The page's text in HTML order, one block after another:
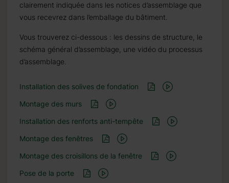
clairement indiquée dans les notices d’assemblage que
vous recevrez dans l’emballage du bâtiment.
Vous trouverez ci-dessous : les dessins de structure, le
schéma général d’assemblage, une vidéo du processus
d’assemblage.
Installation des solives de fondation
Montage des murs
Installation des renforts anti-tempête
Montage des fenêtres
Montage des croisillons de la fenêtre
Pose de la porte